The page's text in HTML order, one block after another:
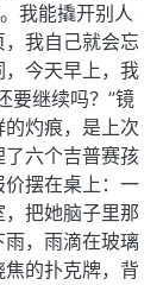
我能撬开别人
我自己就会忘
今天早上，我
要继续吗？”镜
灼痕，是上次
六个吉普赛孩
摆在桌上：一
把她脑子里那
，雨滴在玻璃
的扑克牌，背